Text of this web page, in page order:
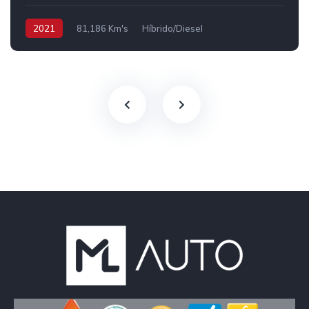
2021 81,186 Km's Híbrido/Diesel